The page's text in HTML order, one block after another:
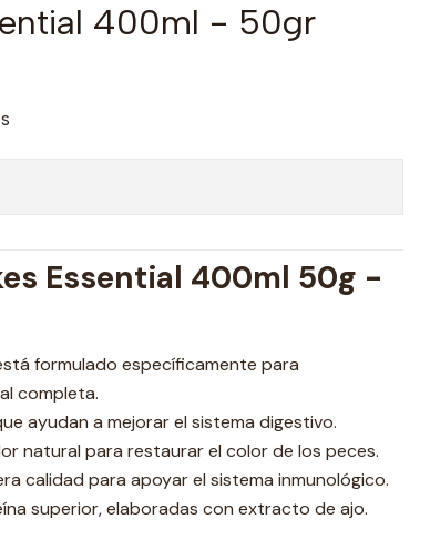
400ml - 50gr
Essential 400ml 50g -
formulado específicamente para
completa.
ayudan a mejorar el sistema digestivo.
natural para restaurar el color de los peces.
calidad para apoyar el sistema inmunológico.
superior, elaboradas con extracto de ajo.